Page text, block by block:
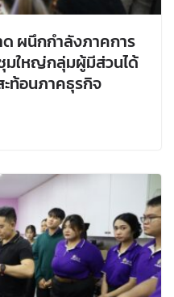
ด ผนึกกำลังภาคการ
มใหญ่กลุ่มผู้มีส่วนได้
ท้อนภาคธุรกิจ